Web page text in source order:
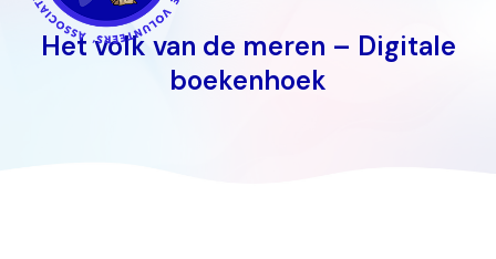
Het volk van de meren – Digitale
boekenhoek